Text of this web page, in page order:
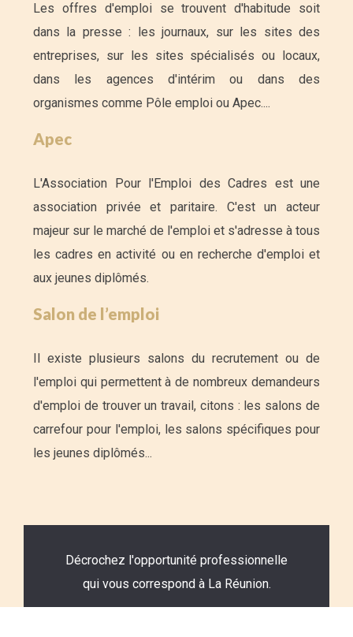
Les offres d'emploi se trouvent d'habitude soit
dans la presse : les journaux, sur les sites des
entreprises, sur les sites spécialisés ou locaux,
dans les agences d'intérim ou dans des
organismes comme Pôle emploi ou Apec....
Apec
L'Association Pour l'Emploi des Cadres est une
association privée et paritaire. C'est un acteur
majeur sur le marché de l'emploi et s'adresse à tous
les cadres en activité ou en recherche d'emploi et
aux jeunes diplômés.
Salon de l’emploi
Il existe plusieurs salons du recrutement ou de
l'emploi qui permettent à de nombreux demandeurs
d'emploi de trouver un travail, citons : les salons de
carrefour pour l'emploi, les salons spécifiques pour
les jeunes diplômés...
Décrochez l'opportunité professionnelle
qui vous correspond à La Réunion.